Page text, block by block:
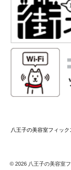
八王子の美容室フィッ
© 2026 八王子の美容室